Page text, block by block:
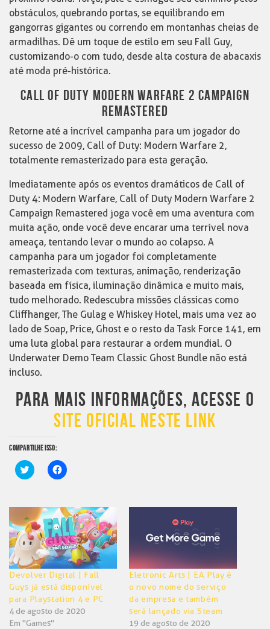
obstáculos, quebrando portas, se equilibrando em
gangorras gigantes ou correndo em montanhas cheias de
armadilhas. Dê um toque de estilo em seu Fall Guy,
customizando-o com tudo, desde alta costura de abacaxis
até moda pré-histórica.
CALL OF DUTY MODERN WARFARE 2 CAMPAIGN
REMASTERED
Retorne até a incrível campanha para um jogador do
sucesso de 2009, Call of Duty: Modern Warfare 2,
totalmente remasterizado para esta geração.
Imediatamente após os eventos dramáticos de Call of
Duty 4: Modern Warfare, Call of Duty Modern Warfare 2
Campaign Remastered joga você em uma aventura com
muita ação, onde você deve encarar uma terrível nova
ameaça, tentando levar o mundo ao colapso. A
campanha para um jogador foi completamente
remasterizada com texturas, animação, renderização
baseada em física, iluminação dinâmica e muito mais,
tudo melhorado. Redescubra missões clássicas como
Cliffhanger, The Gulag e Whiskey Hotel, mais uma vez ao
lado de Soap, Price, Ghost e o resto da Task Force 141, em
uma luta global para restaurar a ordem mundial. O
Underwater Demo Team Classic Ghost Bundle não está
incluso.
PARA MAIS INFORMAÇÕES, ACESSE O
SITE OFICIAL NESTE LINK
COMPARTILHE ISSO:
Clique
para
em
nova
janela)
Clique
para
em
nova
janela)
Devolver Digital | Fall
Guys já está disponível
para Playstation 4 e PC
4 de agosto de 2020
Em "Games"
Eletronic Arts | EA Play é
o novo nome do serviço
da empresa e também
será lançado via Steam
19 de agosto de 2020